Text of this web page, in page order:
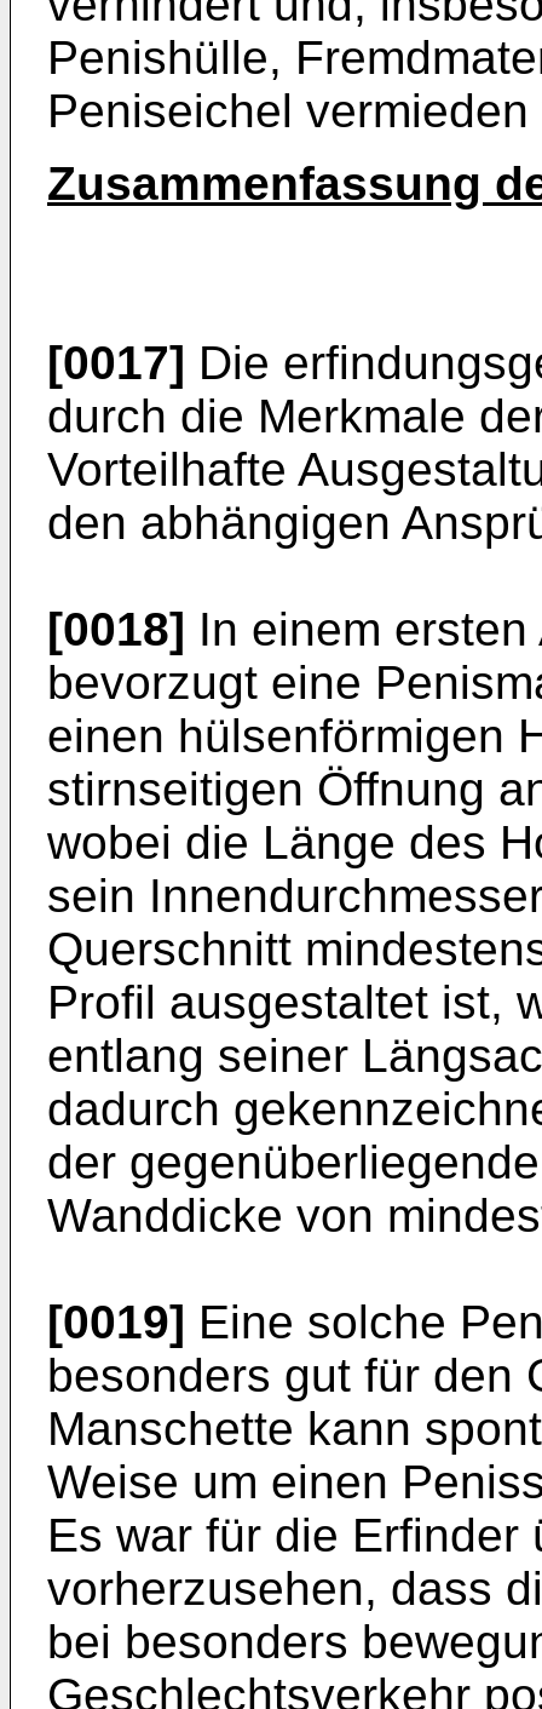
Penishülle,
Peniseichel
Zusammenfassung
[0017] Die
durch die Merkmale
Vorteilhafte
den abhängigen
[0018] In einem
bevorzugt eine
einen hülsenförmigen
stirnseitigen Öffnung
wobei die Länge des
sein
Querschnitt
Profil ausgestaltet ist,
entlang seiner
dadurch
der
Wanddicke von
[0019] Eine solche
besonders gut für den
Manschette kann
Weise um einen
Es war für die
vorherzusehen, dass
bei besonders
Geschlechtsverkehr